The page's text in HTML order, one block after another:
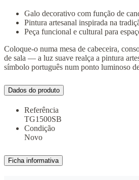
Galo decorativo com função de
Pintura artesanal inspirada na
Peça funcional e cultural para
Coloque-o numa mesa de cabeceira,
de sala — a luz suave realça a pintura
símbolo português num ponto luminoso
Dados do produto
Referência
TG1500SB
Condição
Novo
Ficha informativa